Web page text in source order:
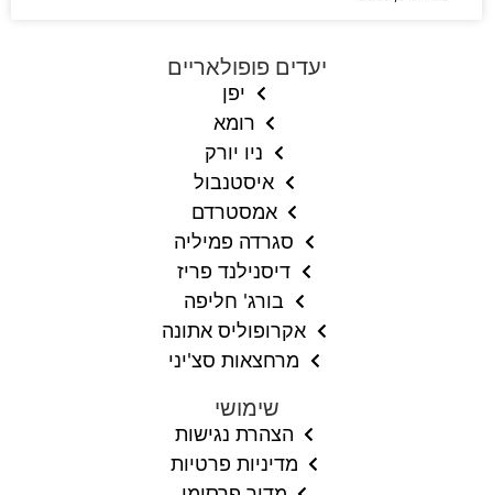
יעדים פופולאריים
יפן
רומא
ניו יורק
איסטנבול
אמסטרדם
סגרדה פמיליה
דיסנילנד פריז
בורג' חליפה
אקרופוליס אתונה
מרחצאות סצ'יני
שימושי
הצהרת נגישות
מדיניות פרטיות